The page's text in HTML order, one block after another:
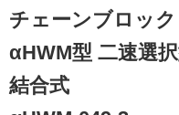
チェーンブロッ
αHWM型 二速選
結合式